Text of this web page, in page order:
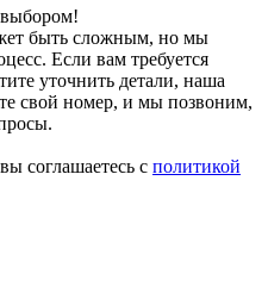
быть сложным, но мы
Если вам требуется
уточнить детали, наша
свой номер, и мы позвоним,
соглашаетесь с политикой